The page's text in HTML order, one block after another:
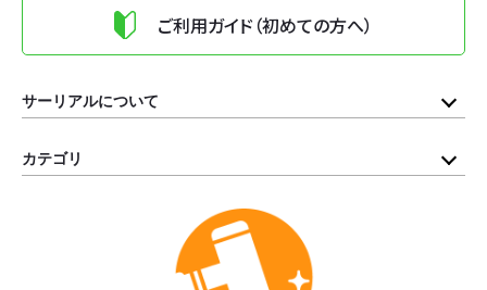
ご利用ガイド（初めての方へ）
サーリアルについて
カテゴリ